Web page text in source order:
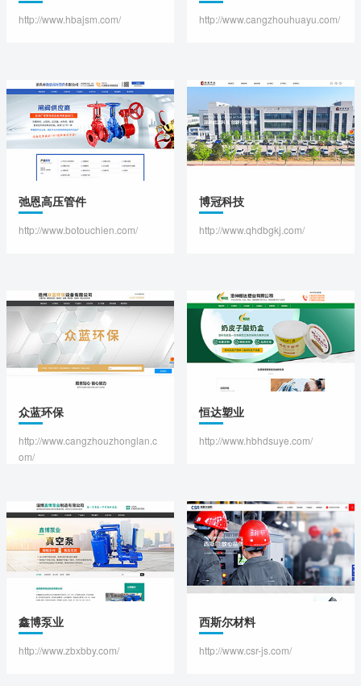
http://www.hbajsm.com/ http://www.cangzhouhuayu.com/
弛恩高压管件
http://www.botouchien.com/
博冠科技
http://www.qhdbgkj.com/
众蓝环保
http://www.cangzhouzhonglan.c
om/
恒达塑业
http://www.hbhdsuye.com/
鑫博泵业
http://www.zbxbby.com/
西斯尔材料
http://www.csr-js.com/